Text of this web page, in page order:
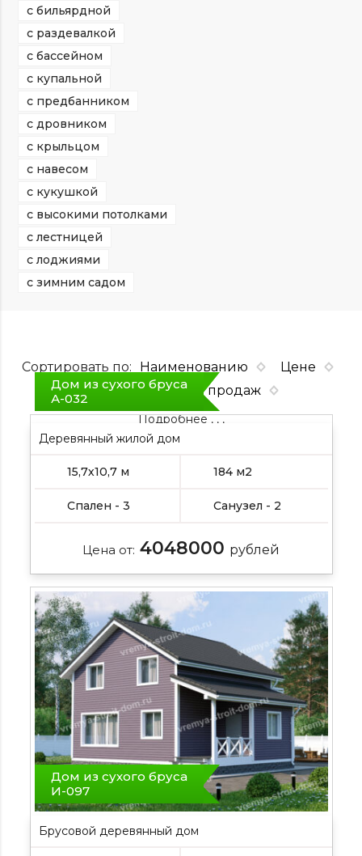
с бильярдной
с раздевалкой
с бассейном
с купальной
с предбанником
с дровником
с крыльцом
с навесом
с кукушкой
с высокими потолками
с лестницей
с лоджиями
с зимним садом
Сортировать по: Наименованию
Цене
Площадь
Хит продаж
Подробнее , , ,
Дом из сухого бруса
А-032
Деревянный жилой дом
15,7х10,7 м 184 м2
Спален - 3 Санузел - 2
Цена от: 4048000 рублей
Подробнее , , , Подробнее
Дом из сухого бруса
И-097
Брусовой деревянный дом